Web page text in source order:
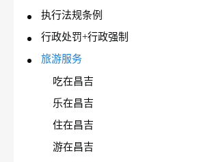
执行法规条例
行政处罚+行政强制
旅游服务
吃在昌吉
乐在昌吉
住在昌吉
游在昌吉